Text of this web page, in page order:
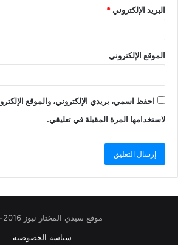
البريد الإلكتروني*
الموقع الإلكتروني
احفظ اسمي، بريدي الإلكتروني، والموقع
لاستخدامها المرة المقبلة في تعليقي.
موقع سيدي المختار نيوز 2016-2021
سياسة الخصوصية